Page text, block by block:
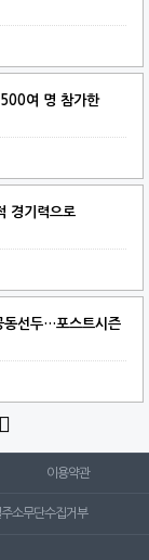
여 명 참가한
경기력으로
선두…포스트시즌

이용약관
소무단수집거부